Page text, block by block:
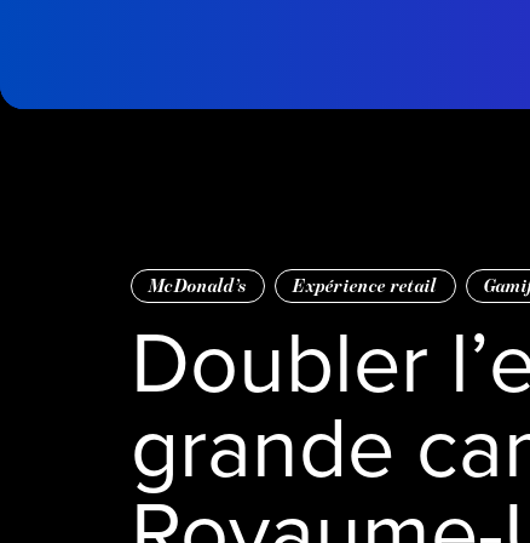
Doubler
grande
McDonald’s Expérience retail